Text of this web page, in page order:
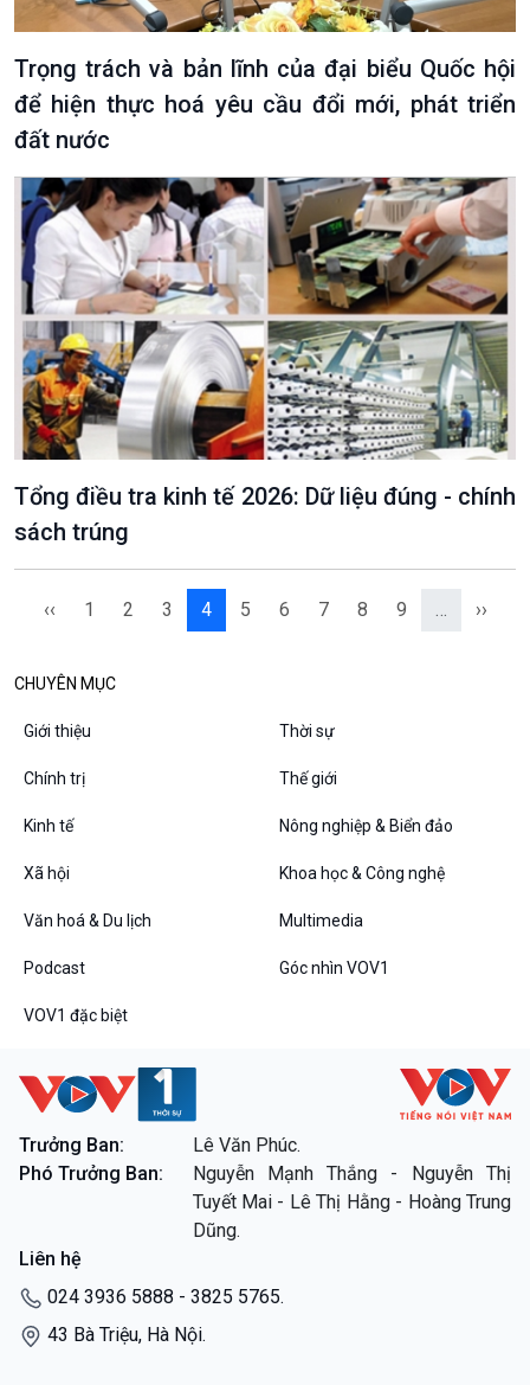
VOV1 đặc biệt
Thanh âm ký sự
Chân dung cuộc sống
Các chương trình đặc biệt
Trọng trách và bản lĩnh của đại biểu Quốc hội
để hiện thực hoá yêu cầu đổi mới, phát triển
đất nước
Tổng điều tra kinh tế 2026: Dữ liệu đúng - chính
sách trúng
‹‹ 1 2 3 4 5 6 7 8 9 … ››
CHUYÊN MỤC
Giới thiệu Thời sự
Chính trị Thế giới
Kinh tế Nông nghiệp & Biển đảo
Xã hội Khoa học & Công nghệ
Văn hoá & Du lịch Multimedia
Podcast Góc nhìn VOV1
VOV1 đặc biệt
Trưởng Ban:
Lê Văn Phúc.
Phó Trưởng Ban:
Nguyễn Mạnh Thắng - Nguyễn Thị
Tuyết Mai - Lê Thị Hằng - Hoàng Trung
Dũng.
Liên hệ
024 3936 5888 - 3825 5765.
43 Bà Triệu, Hà Nội.